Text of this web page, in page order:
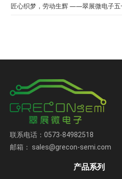
匠心织梦，劳动生辉 ——翠展微电子五
联系电话：0573-84982518
邮箱： sales@grecon-semi.com
产品系列